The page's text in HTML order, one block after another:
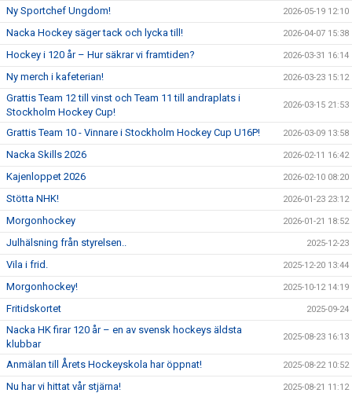
Ny Sportchef Ungdom! 2026-05-19 12:10
Nacka Hockey säger tack och lycka till! 2026-04-07 15:38
Hockey i 120 år – Hur säkrar vi framtiden? 2026-03-31 16:14
Ny merch i kafeterian! 2026-03-23 15:12
Grattis Team 12 till vinst och Team 11 till andraplats i
Stockholm Hockey Cup!
2026-03-15 21:53
Grattis Team 10 - Vinnare i Stockholm Hockey Cup U16P! 2026-03-09 13:58
Nacka Skills 2026 2026-02-11 16:42
Kajenloppet 2026 2026-02-10 08:20
Stötta NHK! 2026-01-23 23:12
Morgonhockey 2026-01-21 18:52
Julhälsning från styrelsen.. 2025-12-23
Vila i frid. 2025-12-20 13:44
Morgonhockey! 2025-10-12 14:19
Fritidskortet 2025-09-24
Nacka HK firar 120 år – en av svensk hockeys äldsta
klubbar
2025-08-23 16:13
Anmälan till Årets Hockeyskola har öppnat! 2025-08-22 10:52
Nu har vi hittat vår stjärna! 2025-08-21 11:12